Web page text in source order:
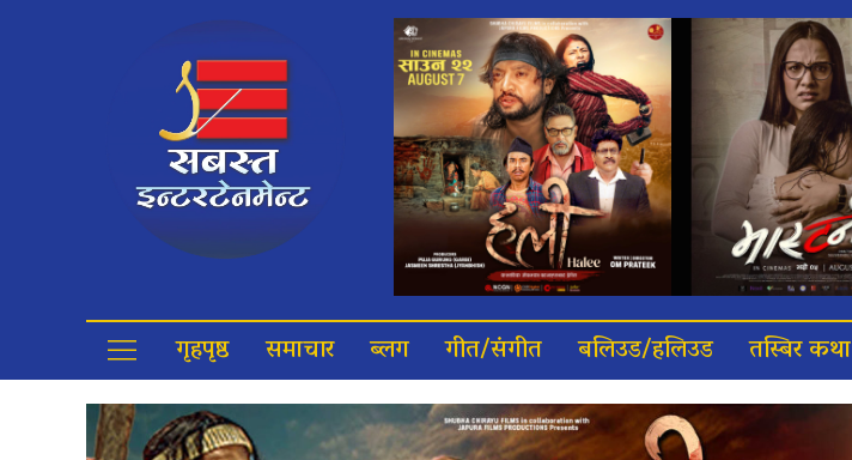
गृहपृष्ठ समाचार ब्लग गीत/संगीत बलिउड/हलिउड तस्बिर कथा